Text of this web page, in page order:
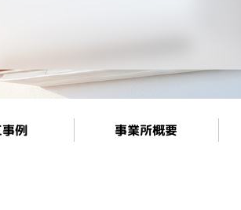
例 事業所概要